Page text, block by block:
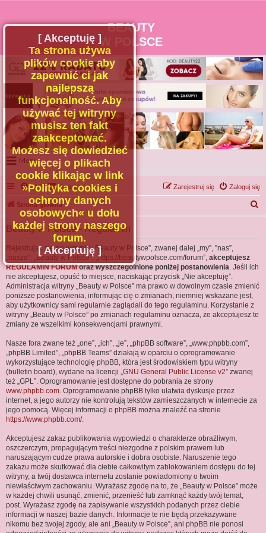
BEAUTY
W POLSCE
Menu
Portal
Facebook
Regulamin
Zapytaj administratora
Kontakt
FAQ Kontakt z nami Zaloguj się
Zarejestruj się
Strona główna
Beauty w Polsce - Regulamin
Rejestrując się na witrynie „Beauty w Polsce”, zwanej dalej „my”, ”nas”,
„nasza”, „Beauty w Polsce”, „https://beautywpolsce.com/forum”, akceptujesz
REGULAMIN FORUMoraz wyszczególnione poniżej postanowienia . Jeśli ich
nie akceptujesz, opuść to miejsce, naciskając przycisk „Nie akceptuję”.
Administracja witryny „Beauty w Polsce” ma prawo w dowolnym czasie zmienić
poniższe postanowienia, informując cię o zmianach, niemniej wskazane jest,
aby użytkownicy sami regularnie zaglądali do tego regulaminu. Korzystanie z
witryny „Beauty w Polsce” po zmianach regulaminu oznacza, że akceptujesz te
zmiany ze wszelkimi konsekwencjami prawnymi.
Nasze fora zwane też „one”, „ich”, „je”, „phpBB software”, „www.phpbb.com”,
„phpBB Limited”, „phpBB Teams” działają w oparciu o oprogramowanie
wykorzystujące technologię phpBB, która jest środowiskiem typu witryny
(bulletin board), wydane na licencji „ GNU General Public License v2” zwanej
też „GPL”. Oprogramowanie jest dostępne do pobrania ze strony
www.phpbb.com . Oprogramowanie phpBB tylko ułatwia dyskusje przez
internet, a jego autorzy nie kontrolują tekstów zamieszczanych w internecie za
jego pomocą. Więcej informacji o phpBB można znaleźć na stronie
https://www.phpbb.com/.
Akceptujesz zakaz publikowania wypowiedzi o charakterze obraźliwym,
oszczerczym, propagującym treści niezgodne z polskim prawem lub
naruszającym cudze prawa autorskie i dobra osobiste. Naruszenie tego
zakazu może skutkować dla ciebie całkowitym zablokowaniem dostępu do tej
witryny, a twój dostawca internetu zostanie powiadomiony o twoim
niewłaściwym zachowaniu. Wyrażasz zgodę na to, że „Beauty w Polsce” może
w każdej chwili usunąć, zmienić, przenieść lub zamknąć każdy twój temat,
post. Wyrażasz zgodę na zapisywanie wszystkich podanych przez ciebie
informacji w naszej bazie danych. Informacje te nie będą przekazywane
nikomu bez twojej zgody, ale ani „Beauty w Polsce”, ani phpBB nie ponosi
[ Akceptuję ]
Ta strona używa
plików cookie aby
zapewnić ci jak
najlepszą
funkcjonalność. Aby
używać tej witryny
musisz ten fakt
zaakceptować.
Możesz się dowiedzieć
więcej o plikach
cookie klikając w link
»Polityka cookies i
ochrony danych
osobowych« u dołu
każdej strony naszego
forum.
[ Akceptuję ]